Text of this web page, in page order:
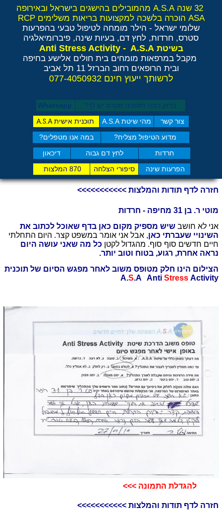
צור קשר מהי שיטת A.S.A תוכנית אישיתA.S.A
חרדות לחץ דם גבוה דיכאון
מדוע הטיפול מצליח? במה אנו מטפלים?
הפרעות שינה סיפורי הצלחה 870 המלצות
בדוק כמה תסמיני סט​רס יש לך? Whatsapp
32 שנה A.S.A מהמובילים בהישגים בישראל ובאירופה
ASA הוכרה בלשכה למקצועות בריאות משלימים RCP
שלומי ישראל - הילר מומחה לטיפול טבעי בהפרעות
סטרס, חרדות, לחץ דם, בעיות שינה, פיברומיאלגיה
בשיטת Anti Stress Activity - A.S.A
מקבל במרפאות מומחים בית חולים אלישע בחיפה
ובית הרופאים רחוב הברזל 11 תל אביב
לרשותך ייעוץ חינם 077-4050932
מוטי ר. בן 31 מחיפה - חרדות
אני לא חושב שיש מספיק מקום כאן בדף שאוכל לכתוב את
השינויי שעברתי כאן, אבל אני אומר במשפט קצר. היום התחלתי
חיים חדשים סוף סוף. מהגדול לקטן כל מה שאני עושה היום
נראה אחרת, רגוע, בטוח וטוב יותר.
הצילום הינו חלק מטופס משוב לאחר מפגש הסיום של תוכנית
A.S.A AntiStress Activity
חזרה לדף תודות והמלצות >>>>>>>>>>>
חזרה לדף תודות והמלצות >>>>>>>>>>>
להגדלת התמונה >>>​